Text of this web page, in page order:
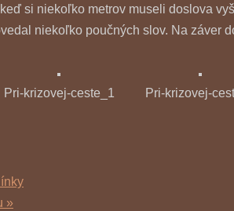
si niekoľko metrov museli doslova
niekoľko poučných slov. Na záver
Pri-krizovej-ceste_1 Pri-krizovej-
»